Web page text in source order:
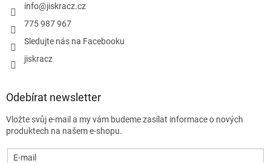
info@jiskracz.cz
775 987 967
Sledujte nás na Facebooku
jiskracz
Odebírat newsletter
Vložte svůj e-mail a my vám budeme zasílat informace o nových
produktech na našem e-shopu.
E-mail